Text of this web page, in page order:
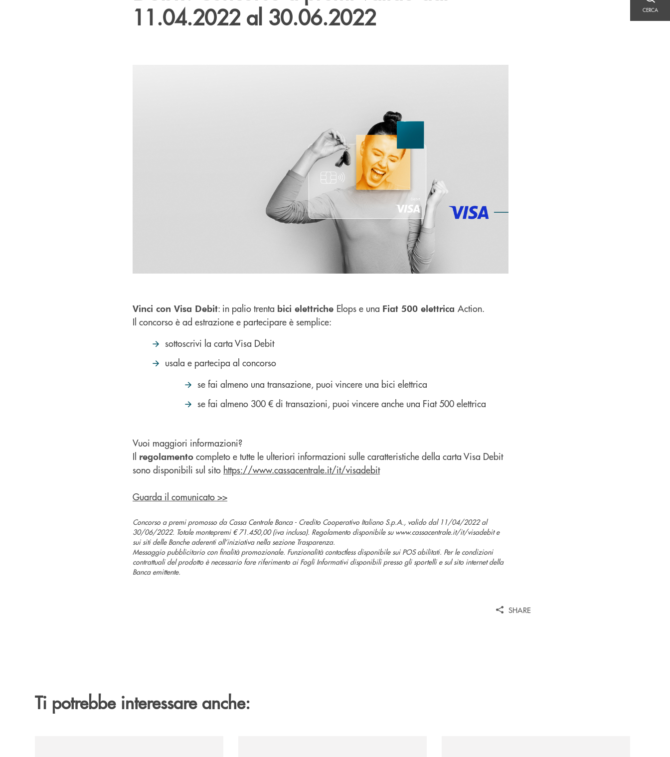
CERCA
11.04.2022 al 30.06.2022
Vinci con Visa Debit: in palio trenta bici elettriche Elops e una Fiat 500 elettrica Action.
Il concorso è ad estrazione e partecipare è semplice:
sottoscrivi la carta Visa Debit
usala e partecipa al concorso
se fai almeno una transazione, puoi vincere una bici elettrica
se fai almeno 300 € di transazioni, puoi vincere anche una Fiat 500 elettrica
Vuoi maggiori informazioni?
Il regolamento completo e tutte le ulteriori informazioni sulle caratteristiche della carta Visa Debit
sono disponibili sul sito https://www.cassacentrale.it/it/visadebit
Guarda il comunicato >>
Concorso a premi promosso da Cassa Centrale Banca - Credito Cooperativo Italiano S.p.A., valido dal 11/04/2022 al
30/06/2022. Totale montepremi € 71.450,00 (iva inclusa). Regolamento disponibile su www.cassacentrale.it/it/visadebit e
sui siti delle Banche aderenti all’iniziativa nella sezione Trasparenza.
Messaggio pubblicitario con finalità promozionale. Funzionalità contactless disponibile sui POS abilitati. Per le condizioni
contrattuali del prodotto è necessario fare riferimento ai Fogli Informativi disponibili presso gli sportelli e sul sito internet della
Banca emittente.
SHARE
Ti potrebbe interessare anche: